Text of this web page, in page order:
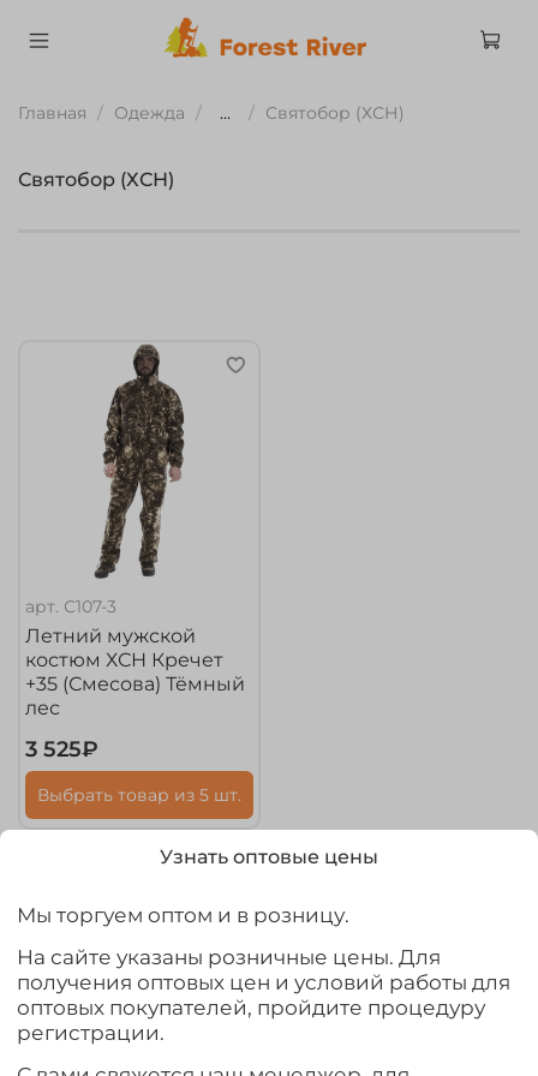
Главная Одежда ... Святобор (ХСН)
Святобор (ХСН)
арт. С107-3
Летний мужской
костюм ХСН Кречет
+35 (Смесова) Тёмный
лес
3 525₽
Выбрать товар из 5 шт.
Контакты
+7 960 500 02 08
it.forestriver@gmail.com
Узнать оптовые цены
Мы торгуем оптом и в розницу.
На сайте указаны розничные цены. Для
получения оптовых цен и условий работы для
оптовых покупателей, пройдите процедуру
регистрации.